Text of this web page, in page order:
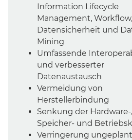
Information Lifecycle
Management, Workflow,
Datensicherheit und
Mining
Umfassende
und verbesserter
Datenaustausch
Vermeidung von
Herstellerbindung
Senkung der Hardware-,
Speicher- und
Verringerung